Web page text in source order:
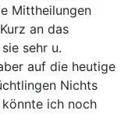
Mittheilungen
an das
sehr u.
auf die heutige
Nichts
ich noch